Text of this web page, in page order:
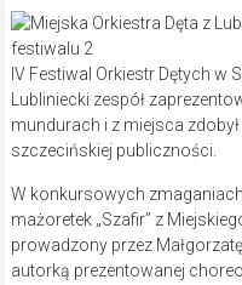
IV Festiwal Orkiestr Dętych w
Lubliniecki zespół
mundurach i z miejsca
szczecińskiej publiczności.
W konkursowych
mażoretek „Szafir” z
prowadzony przez
autorką prezentowanej